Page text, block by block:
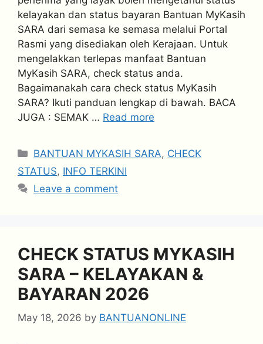
kelayakan dan status bayaran Bantuan MyKasih
SARA dari semasa ke semasa melalui Portal
Rasmi yang disediakan oleh Kerajaan. Untuk
mengelakkan terlepas manfaat Bantuan
MyKasih SARA, check status anda.
Bagaimanakah cara check status MyKasih
SARA? Ikuti panduan lengkap di bawah. BACA
JUGA : SEMAK … Read more
Categories
BANTUAN MYKASIH SARA, CHECK
STATUS, INFO TERKINI
Leave a comment
CHECK STATUS MYKASIH
SARA – KELAYAKAN &
BAYARAN 2026
May 18, 2026 by BANTUANONLINE